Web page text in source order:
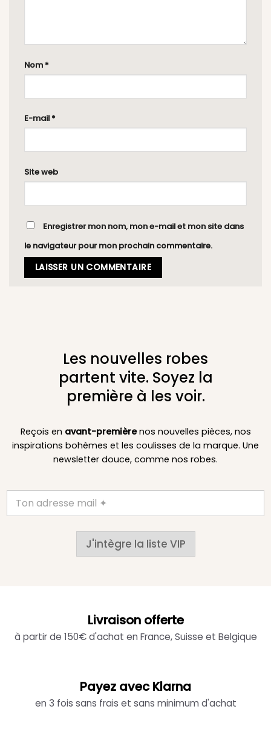
Nom *
E-mail *
Site web
Enregistrer mon nom, mon e-mail et mon site dans
le navigateur pour mon prochain commentaire.
Les nouvelles robes
partent vite. Soyez la
première à les voir.
Reçois en avant-premièrenos nouvelles pièces, nos
inspirations bohèmes et les coulisses de la marque. Une
newsletter douce, comme nos robes.
J'intègre la liste VIP
Livraison offerte
à partir de 150€ d'achat en France, Suisse et Belgique
Payez avec Klarna
en 3 fois sans frais et sans minimum d'achat